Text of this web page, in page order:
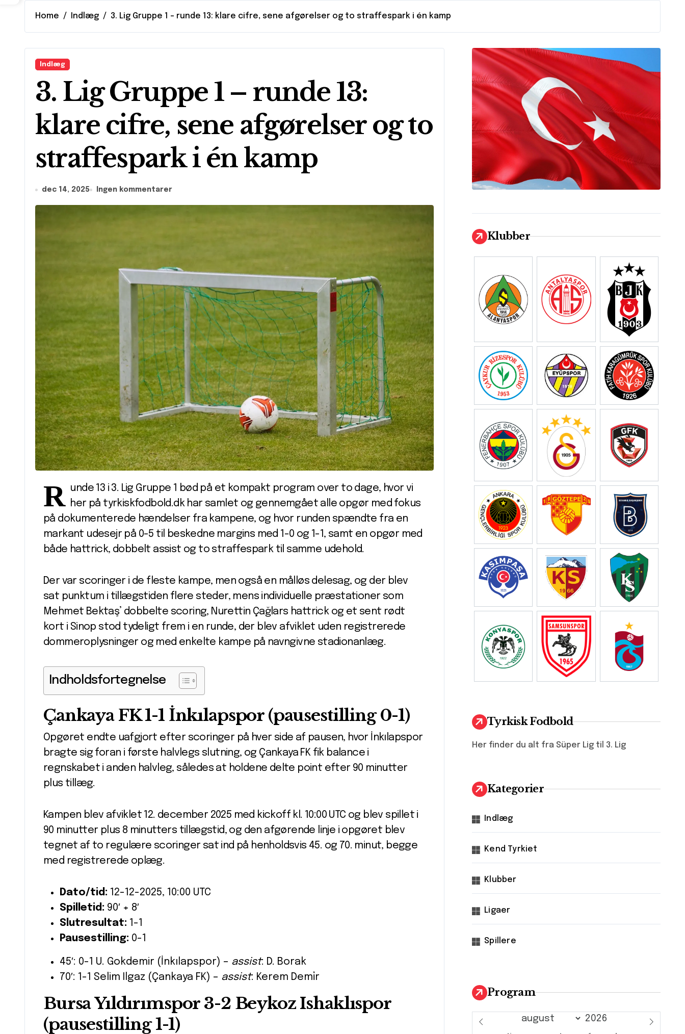
Home Indlæg 3. Lig Gruppe 1 – runde 13: klare cifre, sene afgørelser og to straffespark i én kamp
Indlæg
3. Lig Gruppe 1 – runde 13:
klare cifre, sene afgørelser og to
straffespark i én kamp
dec 14, 2025 Ingen kommentarer
R unde 13 i 3. Lig Gruppe 1 bød på et kompakt program over to dage, hvor vi
her på tyrkiskfodbold.dk har samlet og gennemgået alle opgør med fokus
på dokumenterede hændelser fra kampene, og hvor runden spændte fra en
markant udesejr på 0-5 til beskedne margins med 1-0 og 1-1, samt en opgør med
både hattrick, dobbelt assist og to straffespark til samme udehold.
Der var scoringer i de fleste kampe, men også en målløs delesag, og der blev
sat punktum i tillægstiden flere steder, mens individuelle præstationer som
Mehmet Bektaş’ dobbelte scoring, Nurettin Çağlars hattrick og et sent rødt
kort i Sinop stod tydeligt frem i en runde, der blev afviklet uden registrerede
dommeroplysninger og med enkelte kampe på navngivne stadionanlæg.
Indholdsfortegnelse
Çankaya FK 1-1 İnkılapspor (pausestilling 0-1)
Opgøret endte uafgjort efter scoringer på hver side af pausen, hvor İnkılapspor
bragte sig foran i første halvlegs slutning, og Çankaya FK fik balance i
regnskabet i anden halvleg, således at holdene delte point efter 90 minutter
plus tillæg.
Kampen blev afviklet 12. december 2025 med kickoff kl. 10:00 UTC og blev spillet i
90 minutter plus 8 minutters tillægstid, og den afgørende linje i opgøret blev
tegnet af to regulære scoringer sat ind på henholdsvis 45. og 70. minut, begge
med registrerede oplæg.
Dato/tid: 12-12-2025, 10:00 UTC
Spilletid: 90′ + 8′
Slutresultat: 1-1
Pausestilling: 0-1
45′: 0-1 U. Gokdemir (İnkılapspor) – assist: D. Borak
70′: 1-1 Selim Ilgaz (Çankaya FK) – assist: Kerem Demi̇r
Bursa Yıldırımspor 3-2 Beykoz Ishaklıspor
(pausestilling 1-1)
Klubber
Tyrkisk Fodbold
Her finder du alt fra Süper Lig til 3. Lig
Kategorier
Indlæg
Kend Tyrkiet
Klubber
Ligaer
Spillere
Program